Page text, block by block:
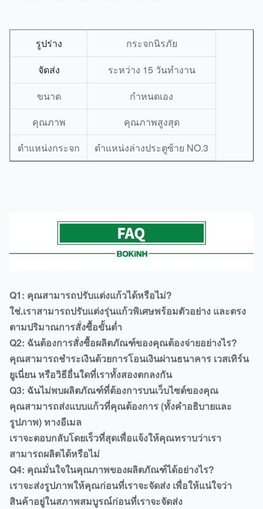
รูปร่าง กระจกนิรภัย
จัดส่ง
ระหว่าง 15 วันทำงาน
ขนาด
กำหนดเอง
คุณภาพ
คุณภาพสูงสุด
ตำแหน่งกระจก
ตำแหน่งล่างประตูซ้าย NO.3
Q1: คุณสามารถปรับแต่งแก้วได้หรือไม่?
ใช่.เราสามารถปรับแต่งรุ่นแก้วพิเศษพร้อมตัวอย่าง และตรง
ตามปริมาณการสั่งซื้อขั้นต่ำ
Q2: ฉันต้องการสั่งซื้อผลิตภัณฑ์ของคุณต้องจ่ายอย่างไร?
คุณสามารถชำระเงินด้วยการโอนเงินผ่านธนาคาร เวสเทิร์น
ยูเนี่ยน หรือวิธีอื่นใดที่เราทั้งสองตกลงกัน
Q3: ฉันไม่พบผลิตภัณฑ์ที่ต้องการบนเว็บไซต์ของคุณ
คุณสามารถส่งแบบแก้วที่คุณต้องการ (ทั้งคำอธิบายและ
รูปภาพ) ทางอีเมล
เราจะตอบกลับโดยเร็วที่สุดเพื่อแจ้งให้คุณทราบว่าเรา
สามารถผลิตได้หรือไม่
Q4: คุณมั่นใจในคุณภาพของผลิตภัณฑ์ได้อย่างไร?
เราจะส่งรูปภาพให้คุณก่อนที่เราจะจัดส่ง เพื่อให้แน่ใจว่า
สินค้าอยู่ในสภาพสมบูรณ์ก่อนที่เราจะจัดส่ง